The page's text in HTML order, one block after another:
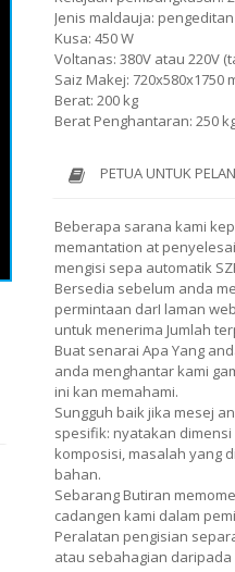
Jenis maldauja:
Kusa: 450 W
Voltanas: 380V atau 220V
Saiz Makej: 720x580x1750
Berat: 200 kg
Berat Penghantaran: 250
PETUA UNTUK
Beberapa sarana kami
memantation at
mengisi sepa automatik
Bersedia sebelum anda
permintaan darI laman
untuk menerima Jumlah
Buat senarai Apa Yang
anda menghantar kami
ini kan memahami.
Sungguh baik jika mesej
spesifik: nyatakan
komposisi, masalah yang
bahan.
Sebarang Butiran
cadangen kami dalam
Peralatan pengisian
atau sebahagian